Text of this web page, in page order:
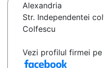
Alexandria
Str. Independentei
Colfescu
Vezi profilul firmei pe